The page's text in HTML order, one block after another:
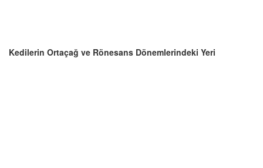
Kedilerin Ortaçağ ve Rönesans Dönemlerindeki Yeri